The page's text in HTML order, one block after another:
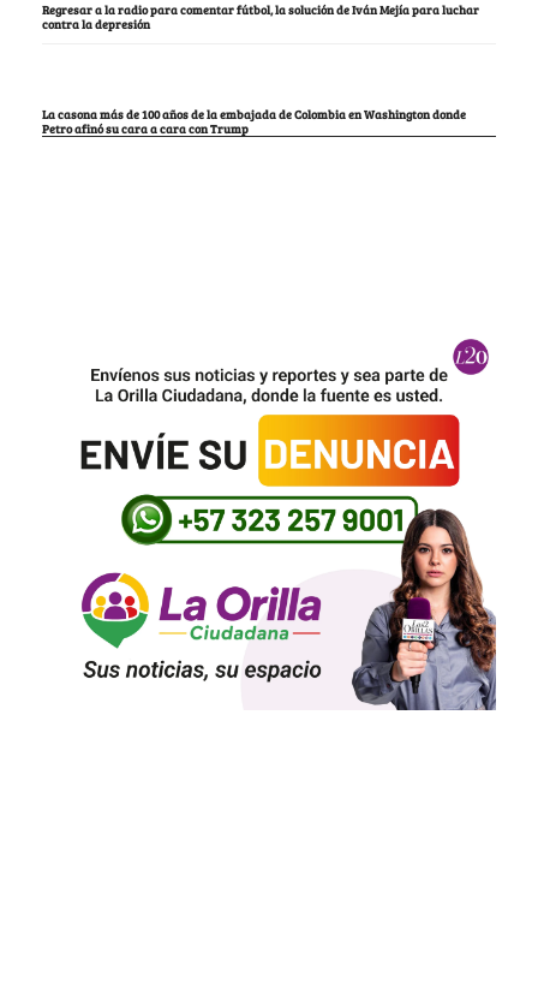
Regresar a la radio para comentar fútbol, la solución de Iván Mejía para luchar
contra la depresión
La casona más de 100 años de la embajada de Colombia en Washington donde
Petro afinó su cara a cara con Trump